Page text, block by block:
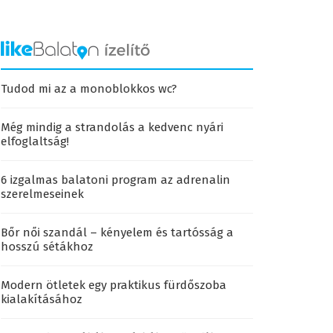
Tudod mi az a monoblokkos wc?
Még mindig a strandolás a kedvenc nyári
elfoglaltság!
6 izgalmas balatoni program az adrenalin
szerelmeseinek
Bőr női szandál – kényelem és tartósság a
hosszú sétákhoz
Modern ötletek egy praktikus fürdőszoba
kialakításához